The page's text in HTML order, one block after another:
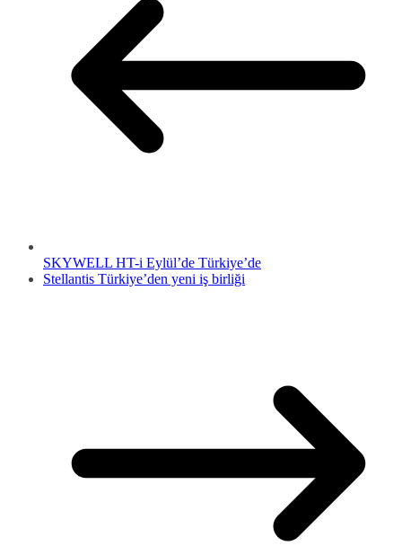
SKYWELL HT-i Eylül’de Türkiye’de
Stellantis Türkiye’den yeni iş birliği